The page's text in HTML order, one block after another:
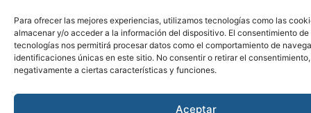
Para ofrecer las mejores experiencias, utilizamos tecnologías como las
almacenar y/o acceder a la información del dispositivo. El consentimiento de
tecnologías nos permitirá procesar datos como el comportamiento de
identificaciones únicas en este sitio. No consentir o retirar el
negativamente a ciertas características y funciones.
Aceptar